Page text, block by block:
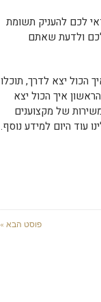
לכם להעניק תשומת
ולדעת שאתם
הכול יצא לדרך, תוכלו
איך הכול יצא
של מקצוענים
עוד היום למידע נוסף.
פוסט הבא »